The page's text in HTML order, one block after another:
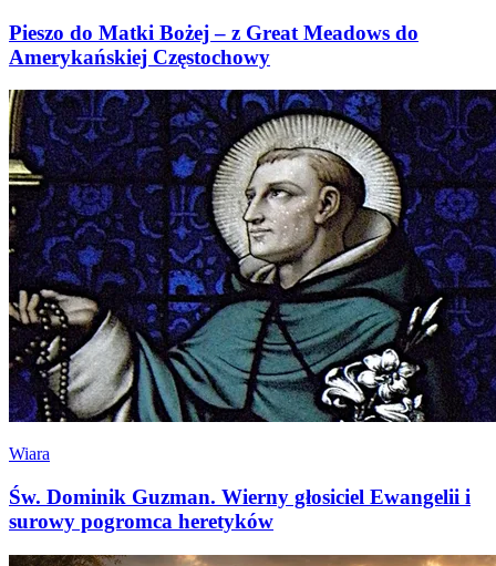
Pieszo do Matki Bożej – z Great Meadows do
Amerykańskiej Częstochowy
Wiara
Św. Dominik Guzman. Wierny głosiciel Ewangelii i
surowy pogromca heretyków